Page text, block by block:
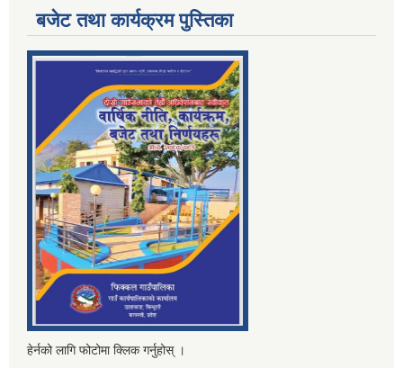
बजेट तथा कार्यक्रम पुस्तिका
हेर्नको लागि फोटोमा क्लिक गर्नुहोस् ।